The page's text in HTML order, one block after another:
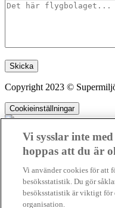
Lämna detta fält tomt.
Copyright 2023 ©
Cookieinställningar
ideella redaktion drivit
och granskningar. Nu vill vi
du
Vi sysslar inte
hoppas att du är
Vi använder cookies för att
besöksstatistik. Du gör
besöksstatistik är viktigt för
organisation.